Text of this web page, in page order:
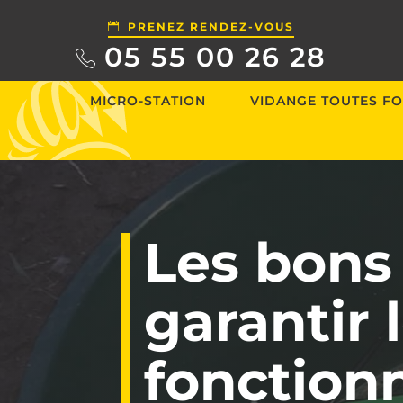
PRENEZ RENDEZ-VOUS
05 55 00 26 28
MICRO-STATION VIDANGE TOUTES
Les
garantir